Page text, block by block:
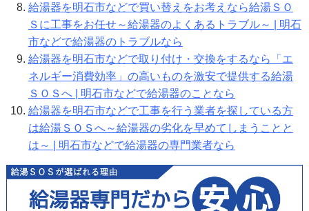
給湯器を明石市などで買い替えをお考えなら給湯ＳＯ
Ｓに工事をお任せ～給湯器のよくあるトラブル～ | 明石
市などで給湯器のトラブルなら
給湯器を明石市などで取り付け・交換をするなら「エ
ネルギー消費効率」の高いものを激安で提供する給湯
ＳＯＳへ | 明石市などで給湯器のことなら
給湯器を明石市などで工事を行う業者を探している方
は給湯ＳＯＳへ～給湯器の劣化を早めてしまうことと
は～ | 明石市などで給湯器の専門業者なら